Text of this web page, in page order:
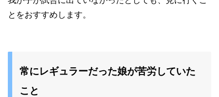
とをおすすめします。
常にレギュラーだった娘が苦労していた
こと